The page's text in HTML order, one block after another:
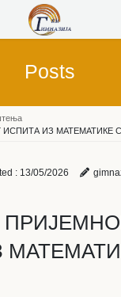
Posts
ИЗ МАТЕМАТИКЕ
: 13/05/2026